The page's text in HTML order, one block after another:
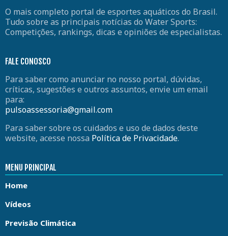
O mais completo portal de esportes aquáticos do Brasil.
Tudo sobre as principais notícias do Water Sports:
Competições, rankings, dicas e opiniões de especialistas.
FALE CONOSCO
Para saber como anunciar no nosso portal, dúvidas,
críticas, sugestões e outros assuntos, envie um email
para:
pulsoassessoria@gmail.com
Para saber sobre os cuidados e uso de dados deste
website, acesse nossa Política de Privacidade.
MENU PRINCIPAL
Home
Vídeos
Previsão Climática